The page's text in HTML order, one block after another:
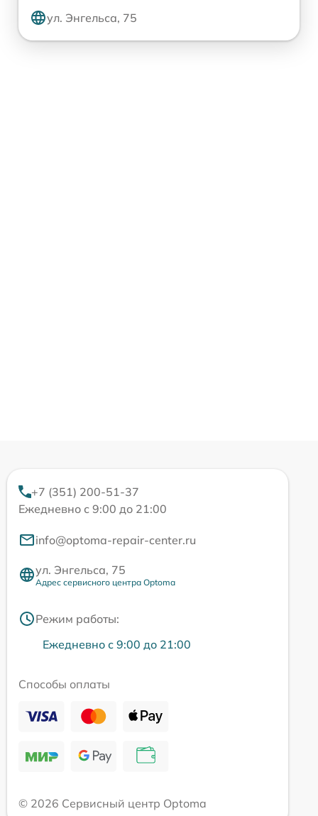
ул. Энгельса, 75
+7 (351) 200-51-37
Ежедневно с 9:00 до 21:00
info@optoma-repair-center.ru
ул. Энгельса, 75
Адрес сервисного центра Optoma
Режим работы:
Ежедневно с 9:00 до 21:00
Способы оплаты
© 2026 Сервисный центр Optoma